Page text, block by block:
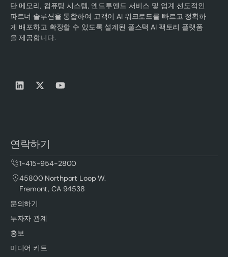
단 메모리, 컴퓨팅 시스템, 엔드투엔드 서비스 및 업계 선도적인
파트너 솔루션을 통합하여 고객이 AI 워크로드를 빠르고 정확하
게 배포하고 확장할 수 있도록 설계된 풀스택 AI 팩토리 플랫폼
을 제공합니다.
연락하기
1-415-954-2800
45800 Northport Loop W.
Fremont, CA 94538
문의하기
투자자 관계
홍보
미디어 키트